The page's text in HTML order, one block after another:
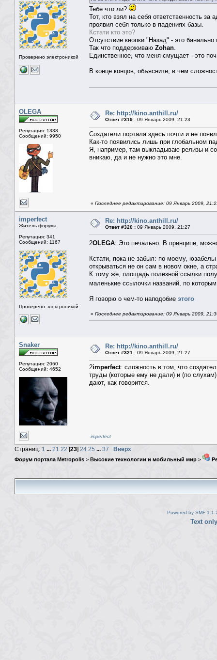
Проверено электроникой
Тебе что ли?
Тот, кто взял на себя ответственность
проявил себя только в падениях базы.
Кстати кто это?
Отсутствие кнопки "Назад" - это банально
Так что поддерживаю Zohan.
Единственное, что меня смущает - это
В конце концов, объясните, в чем
OLEGA
Репутация: 1338
Сообщений: 9950
Re: http://kino.anthill.ru/
Ответ #319 : 09 Январь 2009, 21:23
Создатели портала здесь почти и не
Как-то появились лишь при глобальном
Я, например, там выкладываю релизы и
вникаю, да и не нужно это мне.
« Последнее редактирование: 09 Январь 2009,
imperfect
Житель форума
Репутация: 341
Сообщений: 1167
Проверено электроникой
Re: http://kino.anthill.ru/
Ответ #320 : 09 Январь 2009, 21:27
2OLEGA: Это печально. В принципе,
Кстати, пока не забыл: по-моему,
открываться не он сам в новом окне, а
К тому же, площадь полезной ссылки
маленькие ссылочки названий, по
Я говорю о чем-то наподобие этого
« Последнее редактирование: 09 Январь 2009,
Snaker
Репутация: 2060
Сообщений: 4652
Re: http://kino.anthill.ru/
Ответ #321 : 09 Январь 2009, 21:27
2imperfect: сложность в том, что
труды (которые ему не дали) и (по
дают, как говорится.
imperfect
Страниц: 1 ... 21 22 [23] 24 25 ... 37 Вверх
Форум портала Metropolis > Высокие технологии и мобильный мир >
Powered by SMF
Text